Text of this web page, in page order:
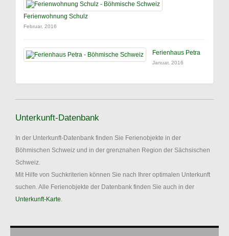
Ferienwohnung Schulz
Februar, 2016
Ferienhaus Petra
Januar, 2016
Unterkunft-Datenbank
In der Unterkunft-Datenbank finden Sie Ferienobjekte in der
Böhmischen Schweiz und in der grenznahen Region der Sächsischen
Schweiz.
Mit Hilfe von Suchkriterien können Sie nach Ihrer optimalen Unterkunft
suchen. Alle Ferienobjekte der Datenbank finden Sie auch in der
Unterkunft-Karte.